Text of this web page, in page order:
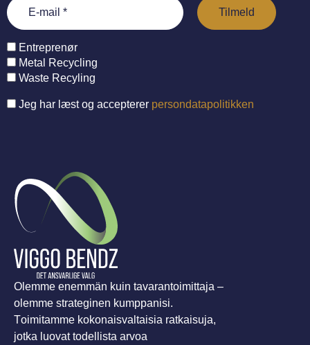
Entreprenør
Metal Recycling
Waste Recyling
Jeg har læst og accepterer persondatapolitikken
Olemme enemmän kuin tavarantoimittaja –
olemme strateginen kumppanisi.
Toimitamme kokonaisvaltaisia ratkaisuja,
jotka luovat todellista arvoa